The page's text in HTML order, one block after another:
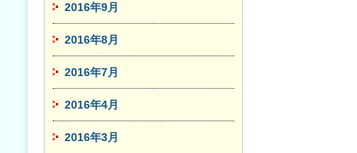
2016年9月
2016年8月
2016年7月
2016年4月
2016年3月